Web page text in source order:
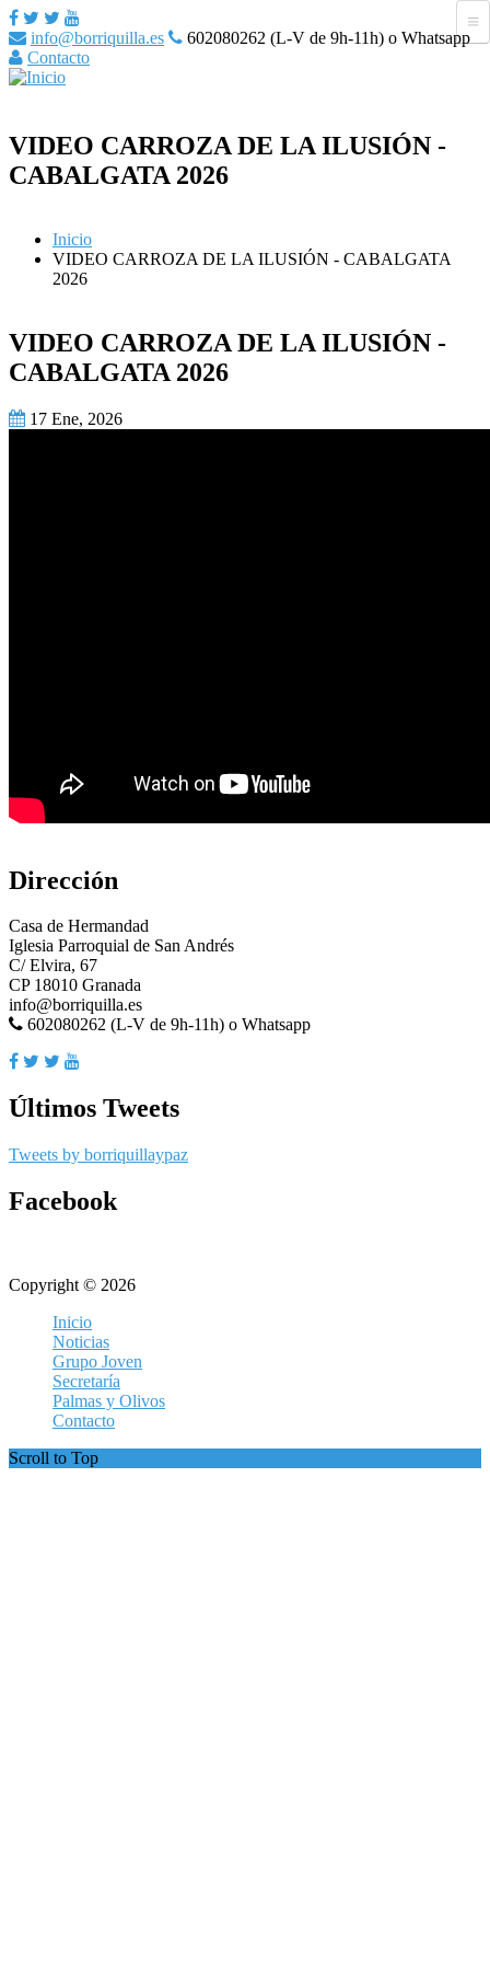
info@borriquilla.es
602080262 (L-V de 9h-11h) o Whatsapp
Contacto
VIDEO CARROZA DE LA ILUSIÓN -
CABALGATA 2026
Inicio
VIDEO CARROZA DE LA ILUSIÓN - CABALGATA
2026
VIDEO CARROZA DE LA ILUSIÓN -
CABALGATA 2026
17 Ene, 2026
Dirección
Casa de Hermandad
Iglesia Parroquial de San Andrés
C/ Elvira, 67
CP 18010 Granada
info@borriquilla.es
602080262 (L-V de 9h-11h) o Whatsapp
Últimos Tweets
Tweets by borriquillaypaz
Facebook
Copyright © 2026
Inicio
Noticias
Grupo Joven
Secretaría
Palmas y Olivos
Contacto
Scroll to Top